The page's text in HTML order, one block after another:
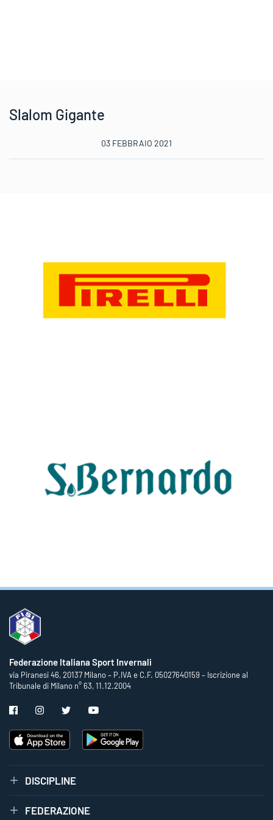
Slalom Gigante
03 FEBBRAIO 2021
Federazione Italiana Sport Invernali
via Piranesi 46, 20137 Milano – P.IVA e C.F. 05027640159 – Iscrizione al
Tribunale di Milano n° 63, 11.12.2004
DISCIPLINE
FEDERAZIONE